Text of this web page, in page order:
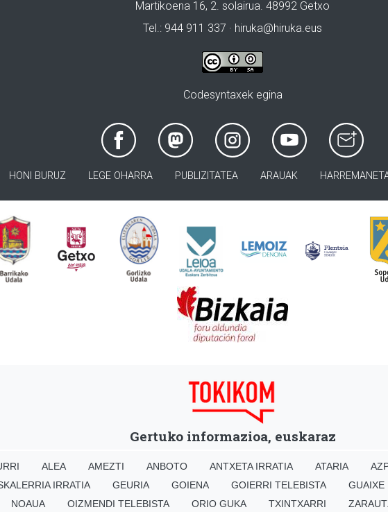
Martikoena 16, 2. solairua. 48992 Getxo
Tel.: 944 911 337 · hiruka@hiruka.eus
Codesyntaxek egina
HONI BURUZ LEGE OHARRA PUBLIZITATEA ARAUAK
Gertuko informazioa, euskaraz
ALEA AMEZTI ANBOTO ANTXETA IRRATIA ATARIA
IRRATIA GEURIA GOIENA GOIERRI TELEBISTA GUAIXE
NOAUA OIZMENDI TELEBISTA ORIO GUKA TXINTXARRI